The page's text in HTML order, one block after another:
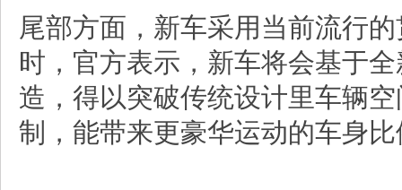
尾部方面，新车采用当前流行
时，官方表示，新车将会基于
造，得以突破传统设计里车辆
制，能带来更豪华运动的车身